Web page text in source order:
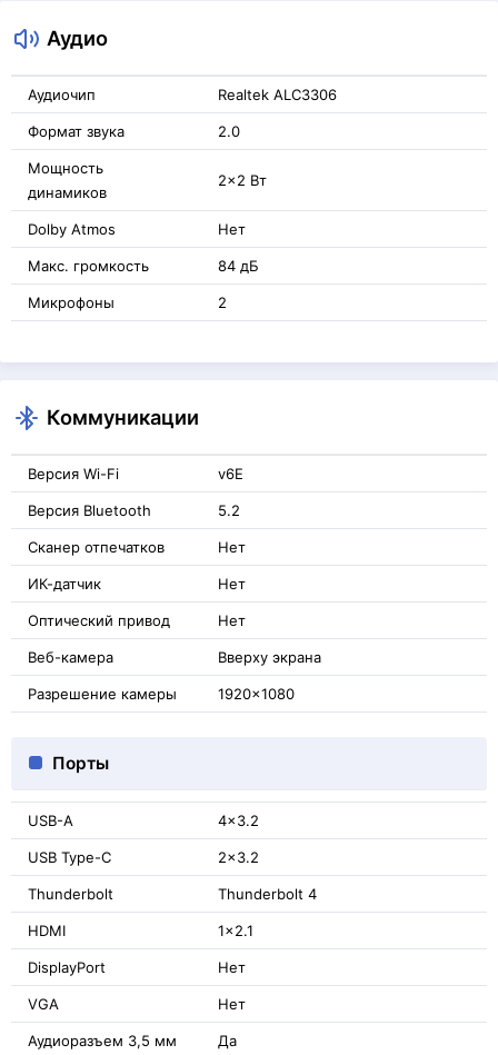
Аудио
Аудиочип Realtek ALC3306
Формат звука 2.0
Мощность
динамиков
2x2 Вт
Dolby Atmos Нет
Макс. громкость 84 дБ
Микрофоны 2
Коммуникации
Версия Wi-Fi v6E
Версия Bluetooth 5.2
Сканер отпечатков Нет
ИК-датчик Нет
Оптический привод Нет
Веб-камера Вверху экрана
Разрешение камеры 1920x1080
Порты
USB-A 4x3.2
USB Type-C 2x3.2
Thunderbolt Thunderbolt 4
HDMI 1x2.1
DisplayPort Нет
VGA Нет
Аудиоразъем 3,5 мм Да